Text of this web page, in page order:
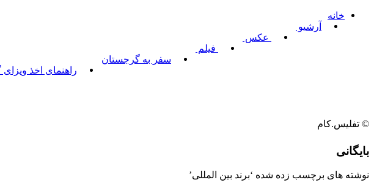
خانه
آرشیو
عکس
فیلم
سفر به گرجستان
راهنمای اخذ
بایگانی
نوشته های برچسب زده شده ‘برند بین المللی’
© تفلیس.کام